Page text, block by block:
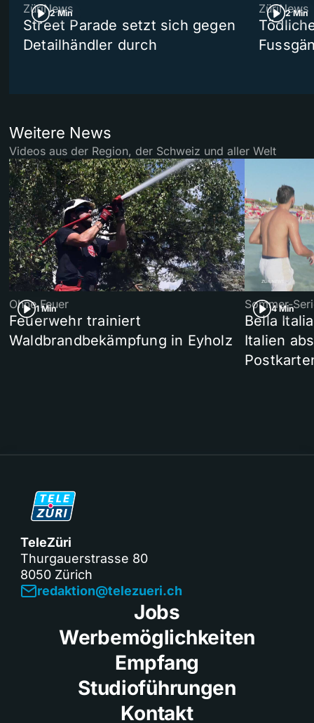
2 Min
ZüriNews
Street Parade setzt sich gegen
Detailhändler durch
2 Min
ZüriNews
Weitere News
Videos aus der Region, der Schweiz und aller Welt
1 Min
Ohne Feuer
Feuerwehr trainiert
Waldbrandbekämpfung in Eyholz
4 Min
Sommer-
Bella
Italien
TeleZüri
Thurgauerstrasse 80
8050 Zürich
redaktion@telezueri.ch
Jobs
Werbemöglichkeiten
Empfang
Studioführungen
Kontakt